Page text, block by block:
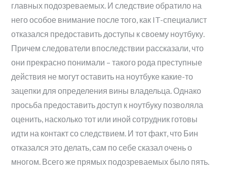
главных подозреваемых. И следствие обратило на
него особое внимание после того, как IT-специалист
отказался предоставить доступы к своему ноутбуку.
Причем следователи впоследствии рассказали, что
они прекрасно понимали – такого рода преступные
действия не могут оставить на ноутбуке какие-то
зацепки для определения вины владельца. Однако
просьба предоставить доступ к ноутбуку позволяла
оценить, насколько тот или иной сотрудник готовы
идти на контакт со следствием. И тот факт, что Бин
отказался это делать, сам по себе сказал очень о
многом. Всего же прямых подозреваемых было пять.